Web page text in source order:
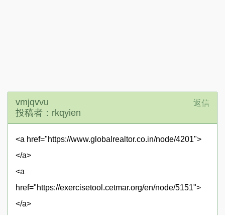
vmjqvvu
投稿者：rkqyien
返信
<a href="https://www.globalrealtor.co.in/node/4201">
</a>
<a
href="https://exercisetool.cetmar.org/en/node/5151">
</a>